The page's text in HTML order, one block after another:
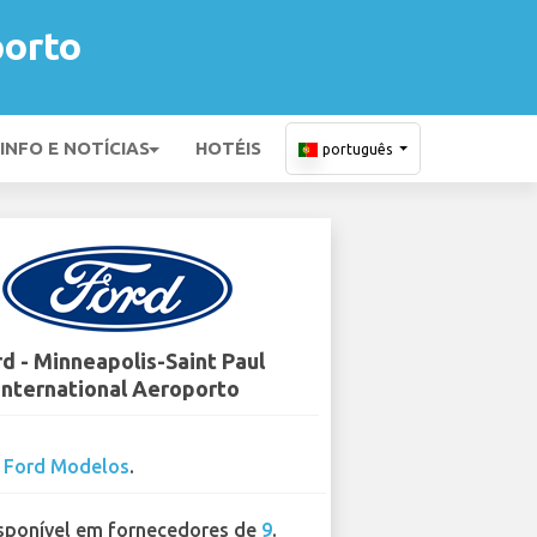
INFO E NOTÍCIAS HOTÉIS português
- Minneapolis-Saint Paul
Aeroporto
Ford Modelos.
em fornecedores de 9.